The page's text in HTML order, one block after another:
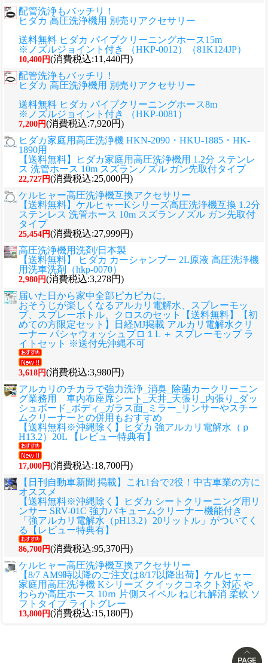
配管洗浄もバッチリ！
ヒダカ 高圧洗浄機用 別売りアクセサリー
送料無料 ヒダカ パイプクリーニングホース15m
※ノズルジョイント付き （HKP-0012）（81K124JP）
10,400円(消費税込:11,440円)
配管洗浄もバッチリ！
ヒダカ 高圧洗浄機用 別売りアクセサリー
送料無料 ヒダカ パイプクリーニングホース8m
※ノズルジョイント付き （HKP-0081）
7,200円(消費税込:7,920円)
ヒダカ家庭用高圧洗浄機 HKN-2090・HKU-1885・HK-
1890用
【送料無料】ヒダカ家庭用高圧洗浄機用 1.2分 ステンレ
ス 洗管ホース 10m スズランノズル ガン先取付タイプ
22,727円(消費税込:25,000円)
ケルヒャー高圧洗浄機互換アクセサリー
【送料無料】ケルヒャーKシリーズ高圧洗浄機互換 1.2分
ステンレス 洗管ホース 10m スズランノズル ガン先取付
タイプ
25,454円(消費税込:27,999円)
高圧洗浄機用洗剤/日本製
【送料無料】 ヒダカ カーシャンプー 2L原液 高圧洗浄機
用洗車洗剤（hkp-0070）
2,980円(消費税込:3,278円)
届いた日から家中全部ピカピカに。
おそうじが楽しくなるアルカリ電解水、スプレーモッ
プ、スプレーボトル、クロスのセット
【送料無料】【初
めての方限定セット】日経MJ掲載 アルカリ電解水クリ
ーナー パシャウォッシュプロ１L ＋ スプレーモップ ラ
イトセット ※送付先沖縄不可
3,618円(消費税込:3,980円)
アルカリのチカラで強力洗浄_消臭_除菌カークリーニン
グ業務用 車内布座席シート_天井_天張り_内張り_ダッ
シュボード_ボディ_ガラス面_ミラー_リンサーやスチー
ムクリーナーとの併用もおすすめ
【送料無料※沖縄除く】ヒダカ 強アルカリ電解水（ｐ
H13.2）20L 【レビュー特典有】
17,000円(消費税込:18,700円)
【日刊自動車新聞 掲載】これ1台で2役！中古車業の方に
オススメ
【送料無料※沖縄除く】ヒダカ シートクリーニング用リ
ンサー SRV-01C 強力バキュームクリーナー機能付き
「強アルカリ電解水（pH13.2）20リットル」がついてく
る【レビュー特典有】
86,700円(消費税込:95,370円)
ケルヒャー高圧洗浄機互換アクセサリー
【8/7 AM9時以降のご注文は8/17以降出荷】ケルヒャー
家庭用高圧洗浄機 Kシリーズ クイックコネクト対応 や
わらか高圧ホース 10ｍ 片側スイベル ねじれ解消 柔軟 ソ
フトタイプ ライトグレー
13,800円(消費税込:15,180円)